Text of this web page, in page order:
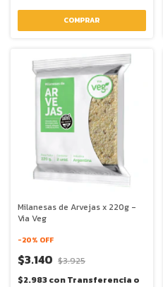
Milanesas de Arvejas x 220g -
Via Veg
-20% OFF
$3.140 $3.925
$2.983conTransferencia o